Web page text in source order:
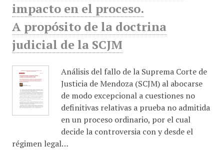
impacto en el proceso.
A propósito de la doctrina
judicial de la SCJM
Análisis del fallo de la Suprema Corte de
Justicia de Mendoza (SCJM) al abocarse
de modo excepcional a cuestiones no
definitivas relativas a prueba no admitida
en un proceso ordinario, por el cual
decide la controversia con y desde el
régimen legal…